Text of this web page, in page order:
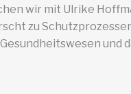
wir mit Ulrike
zu
und